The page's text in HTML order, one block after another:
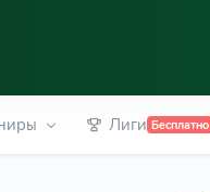
Лиги Бесплатно